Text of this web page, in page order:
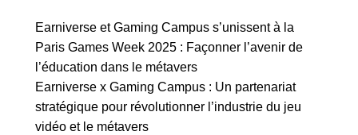
Earniverse et Gaming Campus s’unissent à la
Paris Games Week 2025 : Façonner l’avenir de
l’éducation dans le métavers
Earniverse x Gaming Campus : Un partenariat
stratégique pour révolutionner l’industrie du jeu
vidéo et le métavers